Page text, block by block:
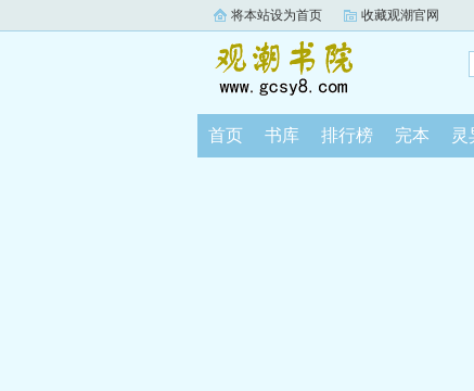
将本站设为首页 收藏观潮官网
首页 书库 排行榜 完本 灵